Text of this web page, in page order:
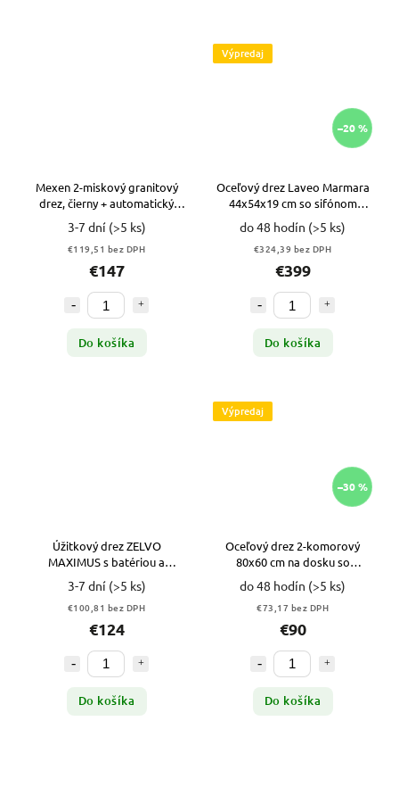
Mexen 2-miskový granitový
drez, čierny + automatický
sifón, chróm
3-7 dní (>5 ks)
€119,51 bez DPH
€147
Do košíka
Výpredaj
–20 %
Oceľový drez Laveo Marmara
44x54x19 cm so sifónom
MEDENÝ VYPR
do 48 hodín (>5 ks)
€324,39 bez DPH
€399
Do košíka
Úžitkový drez ZELVO
MAXIMUS s batériou a
dávkovačom SIVÝ odtieň
3-7 dní (>5 ks)
€100,81 bez DPH
€124
Do košíka
Výpredaj
–30 %
Oceľový drez 2-komorový
80x60 cm na dosku so
soklovou lištou VYPR
do 48 hodín (>5 ks)
€73,17 bez DPH
€90
Do košíka